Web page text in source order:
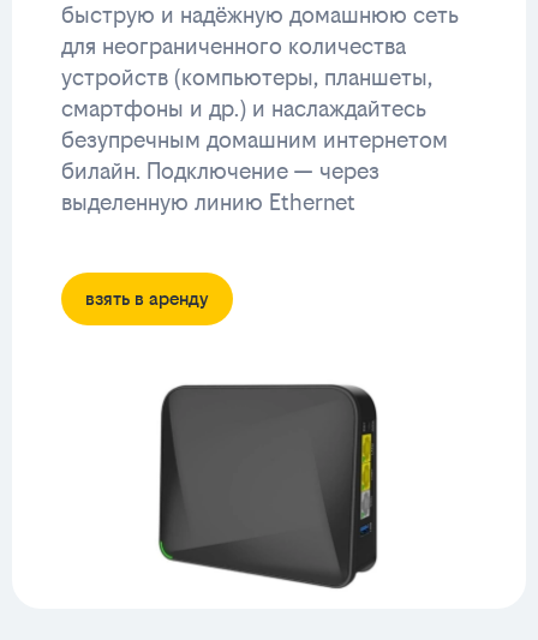
быструю и надёжную домашнюю сеть
для неограниченного количества
устройств (компьютеры, планшеты,
смартфоны и др.) и наслаждайтесь
безупречным домашним интернетом
билайн. Подключение — через
выделенную линию Ethernet
взять в аренду